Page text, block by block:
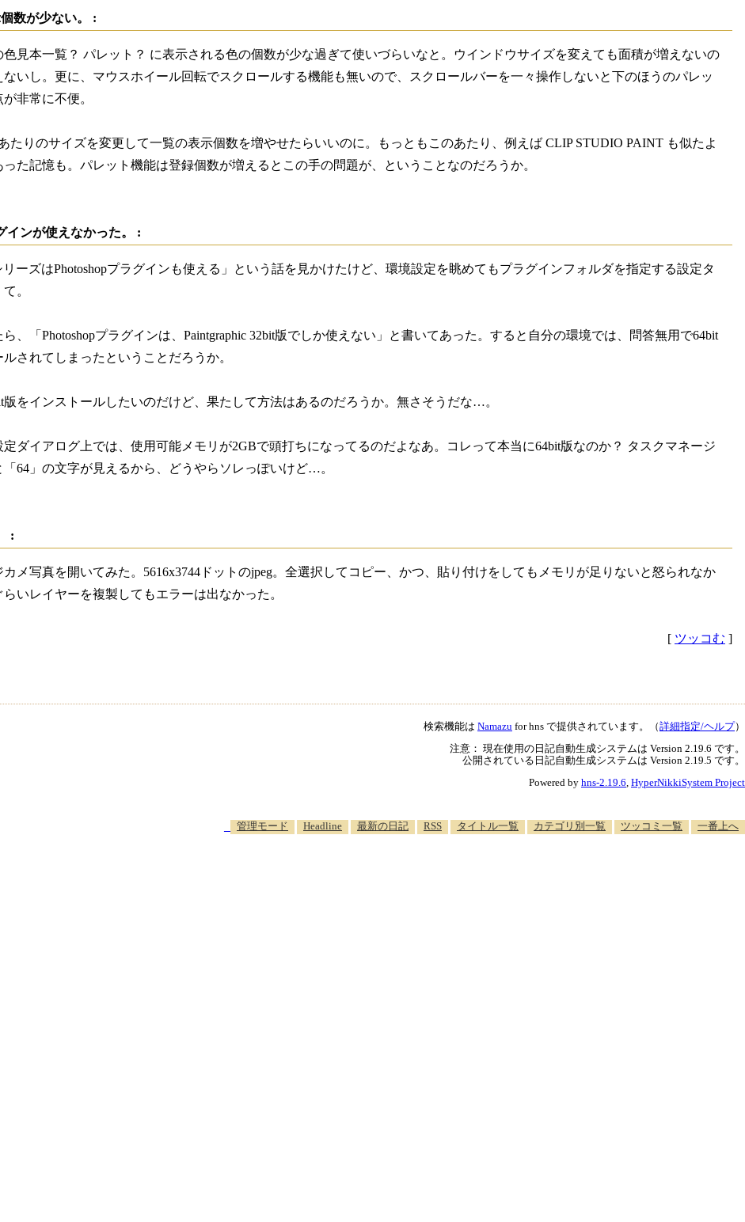
数が少ない。 :
色見本一覧？ パレット？ に表示される色の個数が少な過ぎて使いづらいなと。ウインドウサイズを変えても面積が増えないの
ないし。更に、マウスホイール回転でスクロールする機能も無いので、スクロールバーを一々操作しないと下のほうのパレッ
非常に不便。
たりのサイズを変更して一覧の表示個数を増やせたらいいのに。もっともこのあたり、例えば CLIP STUDIO PAINT も似たよ
った記憶も。パレット機能は登録個数が増えるとこの手の問題が、ということなのだろうか。
インが使えなかった。 :
リーズはPhotoshopプラグインも使える」という話を見かけたけど、環境設定を眺めてもプラグインフォルダを指定する設定タ
。
、「Photoshopプラグインは、Paintgraphic 32bit版でしか使えない」と書いてあった。すると自分の環境では、問答無用で64bit
されてしまったということだろうか。
版をインストールしたいのだけど、果たして方法はあるのだろうか。無さそうだな…。
定ダイアログ上では、使用可能メモリが2GBで頭打ちになってるのだよなあ。コレって本当に64bit版なのか？ タスクマネージ
「64」の文字が見えるから、どうやらソレっぽいけど…。
:
メ写真を開いてみた。5616x3744ドットのjpeg。全選択してコピー、かつ、貼り付けをしてもメモリが足りないと怒られなか
らいレイヤーを複製してもエラーは出なかった。
[ ツッコむ ]
検索機能は Namazu for hns で提供されています。（詳細指定/ヘルプ）
注意： 現在使用の日記自動生成システムは Version 2.19.6 です。
公開されている日記自動生成システムは Version 2.19.5 です。
Powered by hns-2.19.6 HyperNikkiSystem Project
管理モード Headline 最新の日記 RSS タイトル一覧 カテゴリ別一覧 ツッコミ一覧 一番上へ